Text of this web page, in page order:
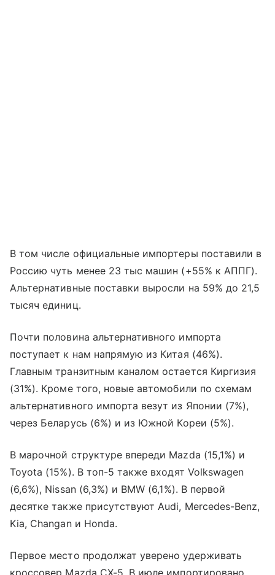
В том числе официальные импортеры поставили в
Россию чуть менее 23 тыс машин (+55% к АППГ).
Альтернативные поставки выросли на 59% до 21,5
тысяч единиц.
Почти половина альтернативного импорта
поступает к нам напрямую из Китая (46%).
Главным транзитным каналом остается Киргизия
(31%). Кроме того, новые автомобили по схемам
альтернативного импорта везут из Японии (7%),
через Беларусь (6%) и из Южной Кореи (5%).
В марочной структуре впереди Mazda (15,1%) и
Toyota (15%). В топ-5 также входят Volkswagen
(6,6%), Nissan (6,3%) и BMW (6,1%). В первой
десятке также присутствуют Audi, Mercedes-Benz,
Kia, Changan и Honda.
Первое место продолжат уверено удерживать
кроссовер Mazda CX-5. В июле импортировано